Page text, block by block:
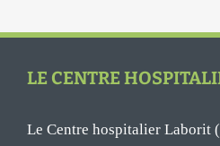
LE CENTRE
Le Centre hospitalier Laborit